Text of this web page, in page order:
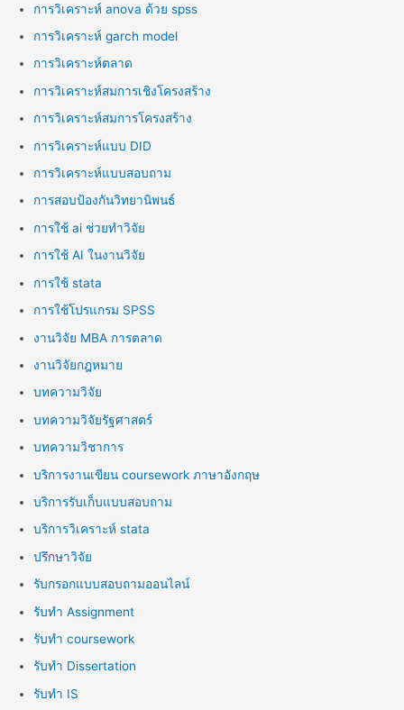
การวิเคราะห์ anova ด้วย spss
การวิเคราะห์ garch model
การวิเคราะห์ตลาด
การวิเคราะห์สมการเชิงโครงสร้าง
การวิเคราะห์สมการโครงสร้าง
การวิเคราะห์แบบ DID
การวิเคราะห์แบบสอบถาม
การสอบป้องกันวิทยานิพนธ์
การใช้ ai ช่วยทำวิจัย
การใช้ AI ในงานวิจัย
การใช้ stata
การใช้โปรแกรม SPSS
งานวิจัย MBA การตลาด
งานวิจัยกฎหมาย
บทความวิจัย
บทความวิจัยรัฐศาสตร์
บทความวิชาการ
บริการงานเขียน coursework ภาษาอังกฤษ
บริการรับเก็บแบบสอบถาม
บริการวิเคราะห์ stata
ปรึกษาวิจัย
รับกรอกแบบสอบถามออนไลน์
รับทำ Assignment
รับทำ coursework
รับทำ Dissertation
รับทำ IS